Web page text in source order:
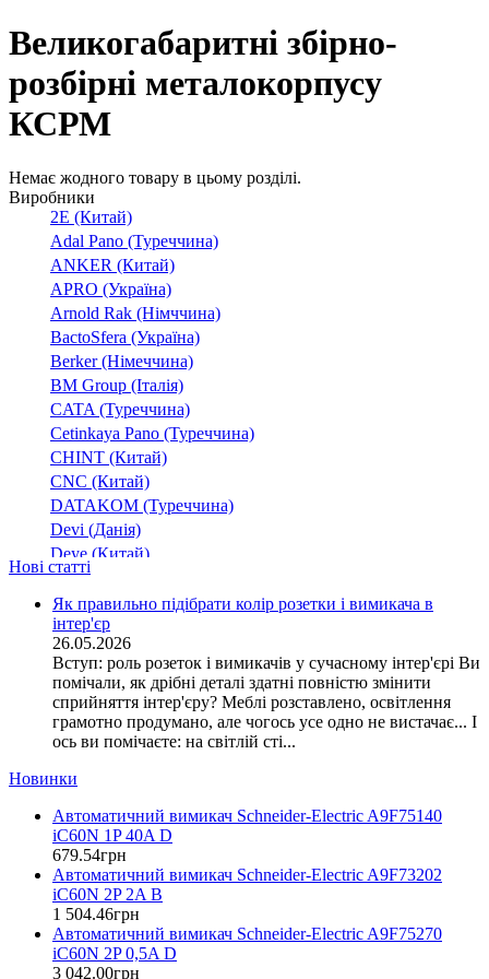
Великогабаритні збірно-
розбірні металокорпусу
КСРМ
Немає жодного товару в цьому розділі.
Виробники
2E (Китай)
Adal Pano (Туреччина)
ANKER (Китай)
APRO (Україна)
Arnold Rak (Німччина)
BactoSfera (Україна)
Berker (Німеччина)
BM Group (Італія)
CATA (Туреччина)
Cetinkaya Pano (Туреччина)
CHINT (Китай)
CNC (Китай)
DATAKOM (Туреччина)
Devi (Данія)
Deye (Китай)
DigiTop (Україна)
DKC (Україна)
Dyness (Китай)
E.NEXT (Україна)
EAE Electric
Eastron (Китай)
Eaton (США)
ElectrO (Україна)
EON (Таїланд)
ETI (Словенія)
ETREL (Словенія)
Evrosvet (Україна)
Extherm (Німеччина)
F&F (Польща)
FRER (Італія)
Нові статті
Як правильно підібрати колір розетки і вимикача в
інтер'єр
26.05.2026
Вступ: роль розеток і вимикачів у сучасному інтер'єрі Ви
помічали, як дрібні деталі здатні повністю змінити
сприйняття інтер'єру? Меблі розставлено, освітлення
грамотно продумано, але чогось усе одно не вистачає... І
ось ви помічаєте: на світлій сті...
Новинки
Автоматичний вимикач Schneider-Electric A9F75140
iC60N 1P 40A D
679.54грн
Автоматичний вимикач Schneider-Electric A9F73202
iC60N 2P 2A B
1 504.46грн
Автоматичний вимикач Schneider-Electric A9F75270
iC60N 2P 0,5A D
3 042.00грн